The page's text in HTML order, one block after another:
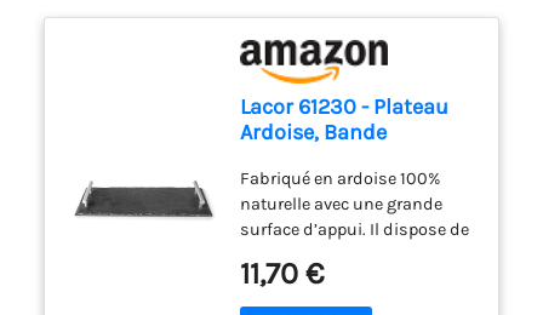
Lacor 61230 - Plateau
Ardoise, Bande
100%
Fabriqué en ardoise 100%
naturelle avec une grande
surface d’appui. Il dispose de
inoxydable de haute qualité
pour un transport facile.
11,70 €